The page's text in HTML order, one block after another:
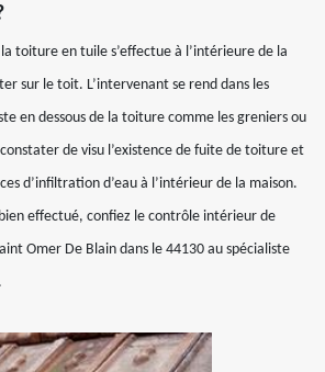
toiture en tuile s’effectue à l’intérieure de la
sur le toit. L’intervenant se rend dans les
en dessous de la toiture comme les greniers ou
de visu l’existence de fuite de toiture et
d’infiltration d’eau à l’intérieur de la maison.
effectué, confiez le contrôle intérieur de
Omer De Blain dans le 44130 au spécialiste